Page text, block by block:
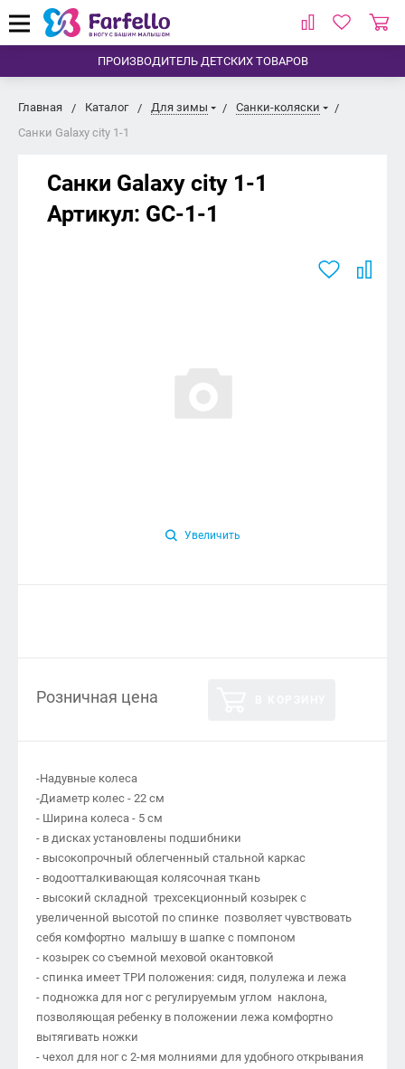
ПРОИЗВОДИТЕЛЬ ДЕТСКИХ ТОВАРОВ
Главная Каталог Для зимы
Санки-коляски
Санки Galaxy city 1-1
Санки Galaxy city 1-1
Артикул: GC-1-1
Увеличить
Розничная цена
-Надувные колеса
-Диаметр колес - 22 см
- Ширина колеса - 5 см
- в дисках установлены подшибники
- высокопрочный облегченный стальной каркас
- водоотталкивающая колясочная ткань
- высокий складной трехсекционный козырек с
увеличенной высотой по спинке позволяет чувствовать
себя комфортно малышу в шапке с помпоном
- козырек со съемной меховой окантовкой
- спинка имеет ТРИ положения: сидя, полулежа и лежа
- подножка для ног с регулируемым углом наклона,
позволяющая ребенку в положении лежа комфортно
вытягивать ножки
- чехол для ног с 2-мя молниями для удобного открывания